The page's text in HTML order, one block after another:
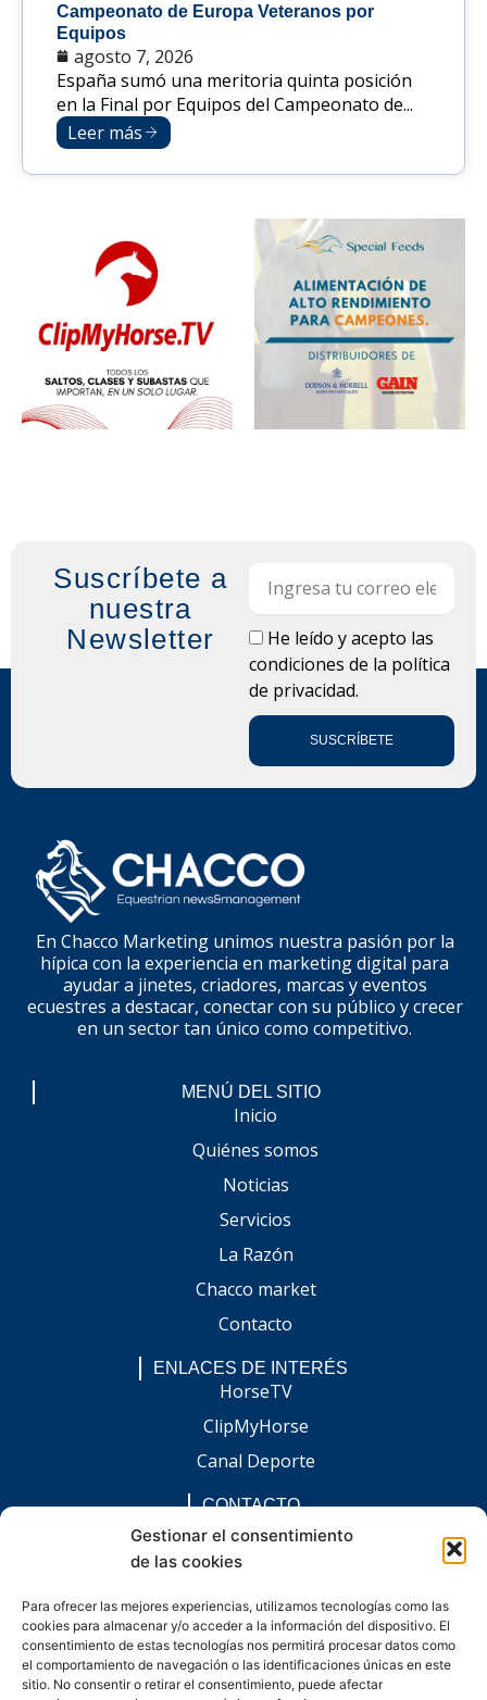
Gestionar el consentimiento
de las cookies
Para ofrecer las mejores experiencias, utilizamos tecnologías como las
cookies para almacenar y/o acceder a la información del dispositivo. El
consentimiento de estas tecnologías nos permitirá procesar datos como
el comportamiento de navegación o las identificaciones únicas en este
sitio. No consentir o retirar el consentimiento, puede afectar
Campeonato de Europa Veteranos por
Equipos
agosto 7, 2026
España sumó una meritoria quinta posición
en la Final por Equipos del Campeonato de...
Leer más
Suscríbete a
nuestra
Newsletter
LOPDHe leído y acepto las
condiciones de la política
de privacidad.
SUSCRÍBETE
En Chacco Marketing unimos nuestra pasión por la
hípica con la experiencia en marketing digital para
ayudar a jinetes, criadores, marcas y eventos
ecuestres a destacar, conectar con su público y crecer
en un sector tan único como competitivo.
MENÚ DEL SITIO
Inicio
Quiénes somos
Noticias
Servicios
La Razón
Chacco market
Contacto
ENLACES DE INTERÉS
HorseTV
ClipMyHorse
Canal Deporte
CONTACTO
comunicacion@chaccoinfo.com
Presentes en todo el ámbito nacional
F
a
c
e
b
I
n
s
t
a
L
i
n
k
e
E
n
v
e
l
W
h
a
t
s